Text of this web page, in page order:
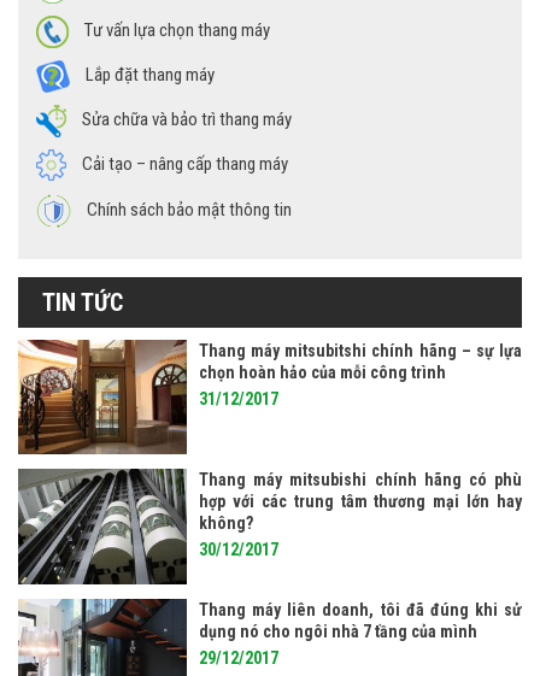
Tư vấn lựa chọn thang máy
Lắp đặt thang máy
Sửa chữa và bảo trì thang máy
Cải tạo – nâng cấp thang máy
Chính sách bảo mật thông tin
TIN TỨC
Thang máy mitsubitshi chính hãng – sự lựa
chọn hoàn hảo của mỗi công trình
31/12/2017
Thang máy mitsubishi chính hãng có phù
hợp với các trung tâm thương mại lớn hay
không?
30/12/2017
Thang máy liên doanh, tôi đã đúng khi sử
dụng nó cho ngôi nhà 7 tầng của mình
29/12/2017